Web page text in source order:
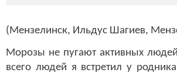
(Мензелинск, Ильдус Шагиев,
Морозы не пугают активных
всего людей я встретил у